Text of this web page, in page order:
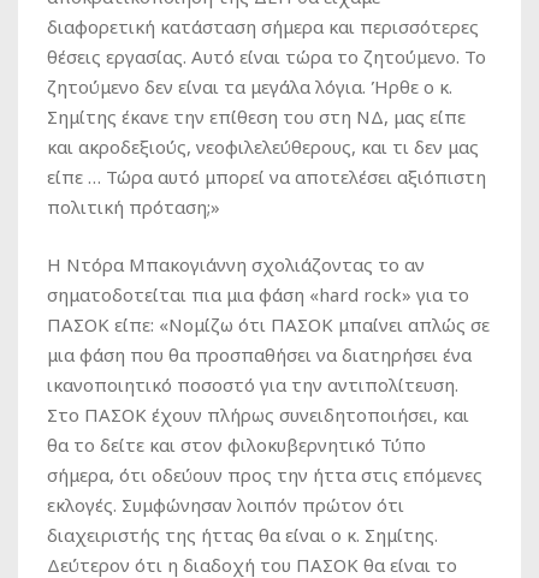
διαφορετική κατάσταση σήμερα και περισσότερες
θέσεις εργασίας. Αυτό είναι τώρα το ζητούμενο. Το
ζητούμενο δεν είναι τα μεγάλα λόγια. Ήρθε ο κ.
Σημίτης έκανε την επίθεση του στη ΝΔ, μας είπε
και ακροδεξιούς, νεοφιλελεύθερους, και τι δεν μας
είπε … Τώρα αυτό μπορεί να αποτελέσει αξιόπιστη
πολιτική πρόταση;»
Η Ντόρα Μπακογιάννη σχολιάζοντας το αν
σηματοδοτείται πια μια φάση «hard rock» για το
ΠΑΣΟΚ είπε: «Νομίζω ότι ΠΑΣΟΚ μπαίνει απλώς σε
μια φάση που θα προσπαθήσει να διατηρήσει ένα
ικανοποιητικό ποσοστό για την αντιπολίτευση.
Στο ΠΑΣΟΚ έχουν πλήρως συνειδητοποιήσει, και
θα το δείτε και στον φιλοκυβερνητικό Τύπο
σήμερα, ότι οδεύουν προς την ήττα στις επόμενες
εκλογές. Συμφώνησαν λοιπόν πρώτον ότι
διαχειριστής της ήττας θα είναι ο κ. Σημίτης.
Δεύτερον ότι η διαδοχή του ΠΑΣΟΚ θα είναι το